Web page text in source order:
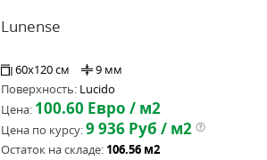
Lunense
60x120 см
9 мм
Поверхность: Lucido
Цена: 100.60 Евро / м2
Цена по курсу:9 936 Руб / м2
Остаток на складе: 106.56 м2